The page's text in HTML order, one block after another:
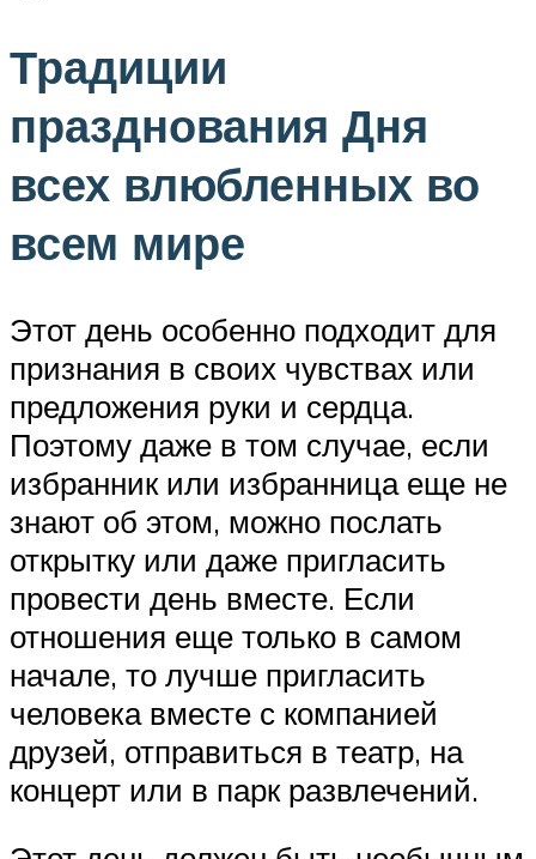
Традиции
празднования Дня
всех влюбленных во
всем мире
Этот день особенно подходит для
признания в своих чувствах или
предложения руки и сердца.
Поэтому даже в том случае, если
избранник или избранница еще не
знают об этом, можно послать
открытку или даже пригласить
провести день вместе. Если
отношения еще только в самом
начале, то лучше пригласить
человека вместе с компанией
друзей, отправиться в театр, на
концерт или в парк развлечений.